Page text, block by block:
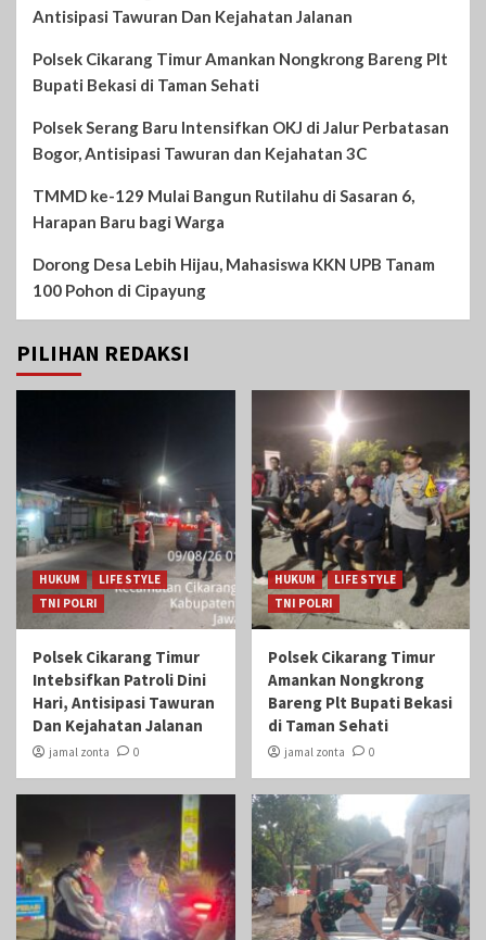
Antisipasi Tawuran Dan Kejahatan Jalanan
Polsek Cikarang Timur Amankan Nongkrong Bareng Plt
Bupati Bekasi di Taman Sehati‎
Polsek Serang Baru Intensifkan OKJ di Jalur Perbatasan
Bogor, Antisipasi Tawuran dan Kejahatan 3C
TMMD ke-129 Mulai Bangun Rutilahu di Sasaran 6,
Harapan Baru bagi Warga
Dorong Desa Lebih Hijau, Mahasiswa KKN UPB Tanam
100 Pohon di Cipayung
PILIHAN REDAKSI
HUKUM
LIFE STYLE
TNI POLRI
Polsek Cikarang Timur
Intebsifkan Patroli Dini
Hari, Antisipasi Tawuran
Dan Kejahatan Jalanan
jamal zonta 0
HUKUM
LIFE STYLE
TNI POLRI
Polsek Cikarang Timur
Amankan Nongkrong
Bareng Plt Bupati Bekasi
di Taman Sehati‎
jamal zonta 0